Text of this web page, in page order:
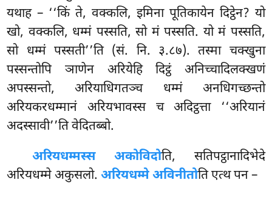
यथाह – ‘‘किं ते, वक्कलि, इमिना पूतिकायेन दिट्ठेन? यो
खो, वक्कलि, धम्मं पस्सति, सो मं पस्सति. यो मं पस्सति,
सो धम्मं पस्सती’’ति (सं. नि. ३.८७). तस्मा चक्खुना
पस्सन्तोपि ञाणेन अरियेहि दिट्ठं अनिच्चादिलक्खणं
अपस्सन्तो, अरियाधिगतञ्च धम्मं अनधिगच्छन्तो
अरियकरधम्मानं अरियभावस्स च अदिट्ठत्ता ‘‘अरियानं
अदस्सावी’’ति वेदितब्बो.
अरियधम्मस्स अकोविदोति, सतिपट्ठानादिभेदे
अरियधम्मे अकुसलो.अरियधम्मे अविनीतोति एत्थ पन –